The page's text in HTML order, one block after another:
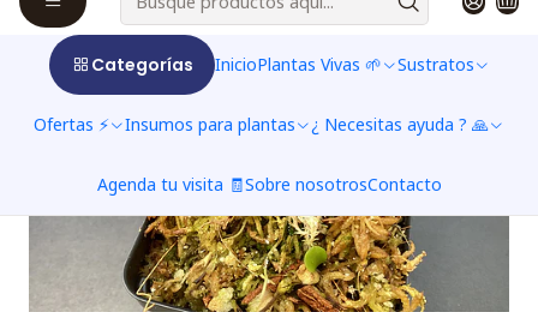
Categorías InicioPlantas Vivas 🌱 Sustratos
Ofertas ⚡ Insumos para plantas ¿ Necesitas ayuda ? 🙏
Agenda tu visita 🧾Sobre nosotrosContacto